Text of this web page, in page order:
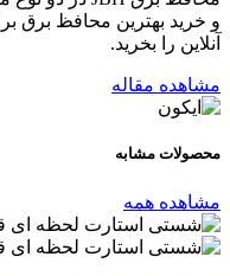
و خرید بهترین محافظ برق
آنلاین را بخرید.
مشاهده مقاله
محصولات مشابه
مشاهده همه